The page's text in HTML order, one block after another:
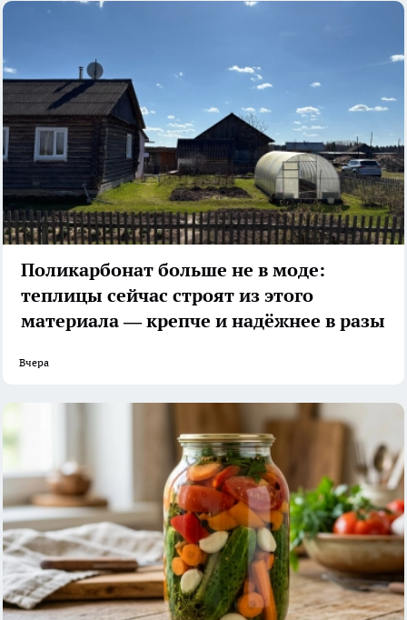
Поликарбонат больше не в моде:
теплицы сейчас строят из этого
материала — крепче и надёжнее в разы
Вчера